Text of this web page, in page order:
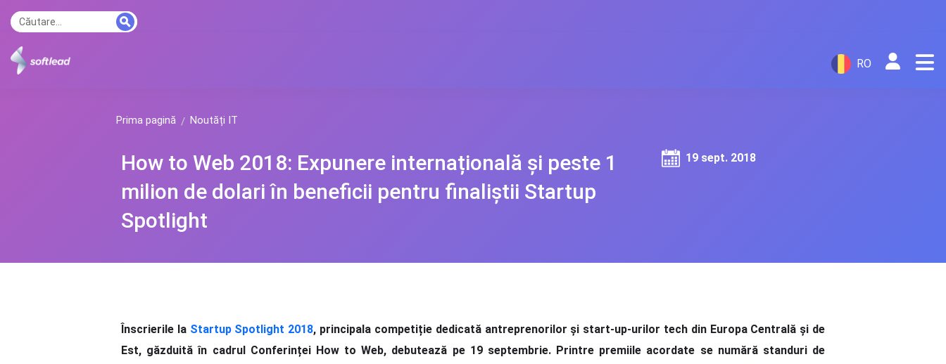
RO
Prima pagină Noutăți IT
How to Web 2018: Expunere internațională și peste 1
milion de dolari în beneficii pentru finaliștii Startup
Spotlight
19 sept. 2018
Înscrierile la Startup Spotlight 2018, principala competiție dedicată antreprenorilor și start-up-urilor tech din Europa Centrală și de
Est, găzduită în cadrul Conferinței How to Web, debutează pe 19 septembrie. Printre premiile acordate se numără standuri de